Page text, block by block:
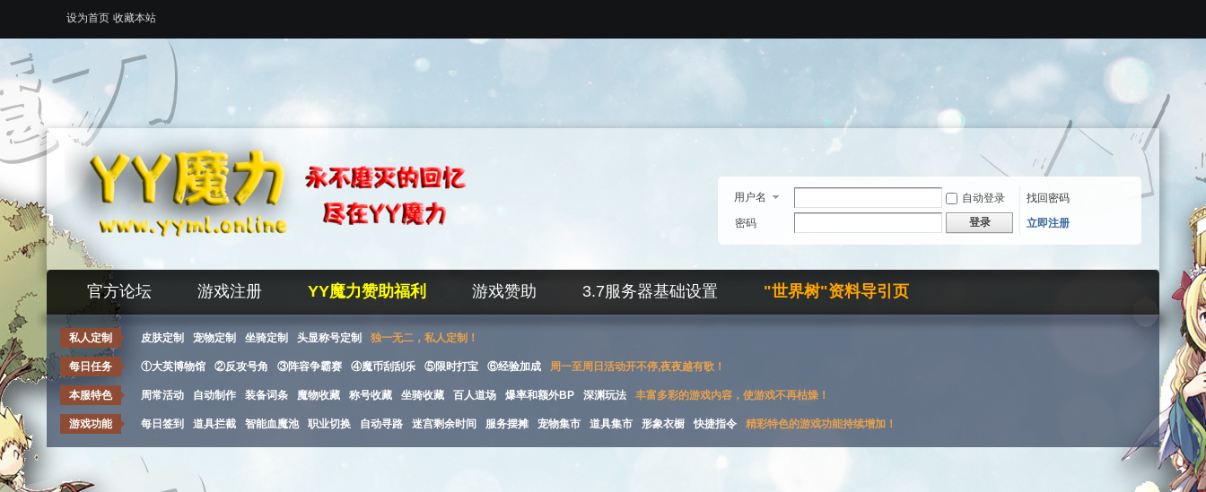
设为首页 收藏本站
用户名 自动登录
找回密码
密码
登录 立即注册
官方论坛 游戏注册 YY魔力赞助福利 游戏赞助 3.7服务器基础设置 "世界树"资料导引页
私人定制 皮肤定制 宠物定制 坐骑定制 头显称号定制 独一无二，私人定制！
每日任务 ①大英博物馆 ②反攻号角 ③阵容争霸赛 ④魔币刮刮乐 ⑤限时打宝 ⑥经验加成 周一至周日活动开不停,夜夜越有歌！
本服特色 周常活动 自动制作 装备词条 魔物收藏 称号收藏 坐骑收藏 百人道场 爆率和额外BP 深渊玩法 丰富多彩的游戏内容，使游戏不再枯燥！
游戏功能 每日签到 道具拦截 智能血魔池 职业切换 自动寻路 迷宫剩余时间 服务摆摊 宠物集市 道具集市 形象衣橱 快捷指令 精彩特色的游戏功能持续增加！